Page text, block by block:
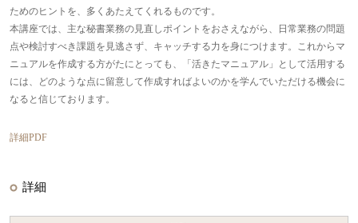
ためのヒントを、多くあたえてくれるものです。
本講座では、主な秘書業務の見直しポイントをおさえながら、日常業務の問題
点や検討すべき課題を見逃さず、キャッチする力を身につけます。これからマ
ニュアルを作成する方がたにとっても、「活きたマニュアル」として活用する
には、どのような点に留意して作成すればよいのかを学んでいただける機会に
なると信じております。
詳細PDF
詳細